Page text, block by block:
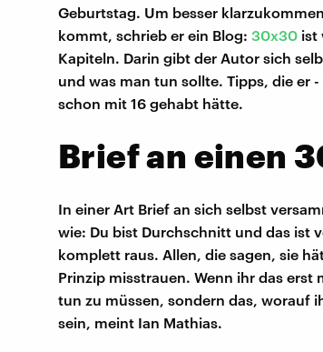
Geburtstag. Um besser
kommt, schrieb er ein Blog: 30x30 ist
Kapiteln. Darin gibt der Autor sich
und was man tun sollte. Tipps, die er
schon mit 16 gehabt hätte.
Brief an einen
In einer Art Brief an sich selbst
wie: Du bist Durchschnitt und das ist
komplett raus. Allen, die sagen, sie
Prinzip misstrauen. Wenn ihr das
tun zu müssen, sondern das, worauf
sein, meint Ian Mathias.